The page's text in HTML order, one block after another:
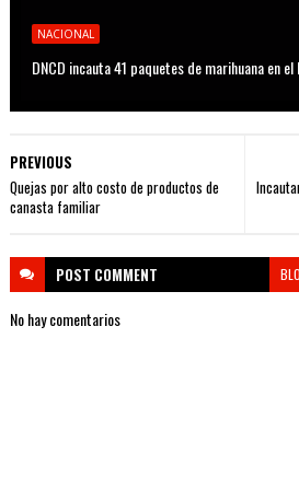
NACIONAL
DNCD incauta 41 paquetes de marihuana en
PREVIOUS
Quejas por alto costo de productos de
canasta familiar
POST COMMENT
No hay comentarios